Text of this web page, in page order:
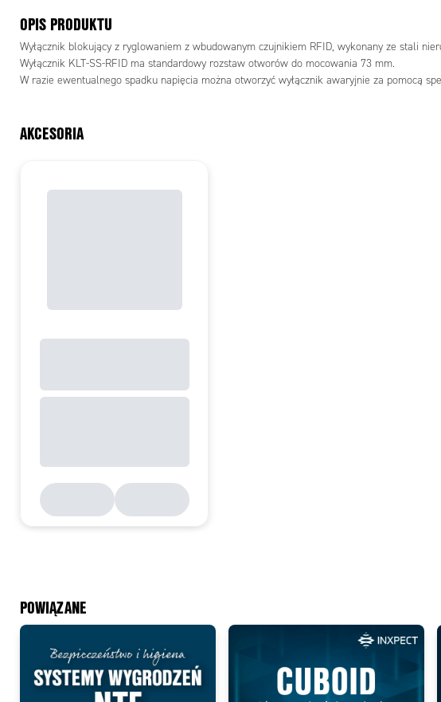
OPIS PRODUKTU
Wyłącznik blokujący z ryglowaniem z wbudowanym czujnikiem RFID, wykonany ze stali
Wyłącznik KLT-SS-RFID ma standardowy rozstaw otworów do mocowania 73 mm.
W razie ewentualnego spadku napięcia można otworzyć wyłącznik awaryjnie za pomocą
AKCESORIA
POWIĄZANE